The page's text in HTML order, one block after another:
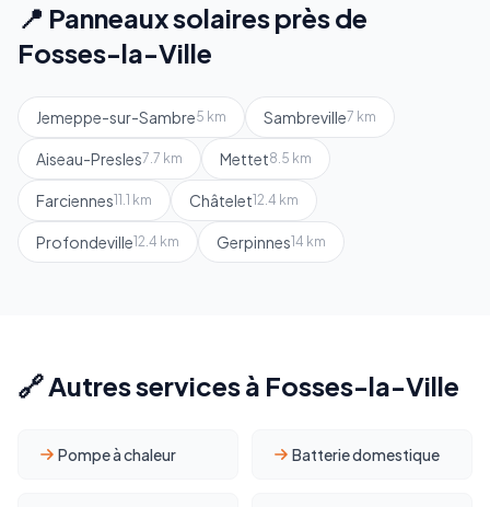
📍 Panneaux solaires près de
Fosses-la-Ville
Jemeppe-sur-Sambre5 km Sambreville7 km
Aiseau-Presles7.7 km Mettet8.5 km
Farciennes11.1 km Châtelet12.4 km
Profondeville12.4 km Gerpinnes14 km
🔗 Autres services à Fosses-la-Ville
Pompe à chaleur Batterie domestique